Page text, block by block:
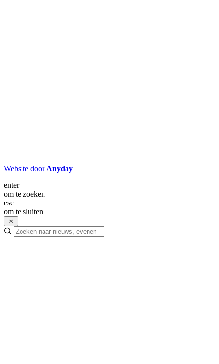
Website door Anyday
enter
om te zoeken
esc
om te sluiten